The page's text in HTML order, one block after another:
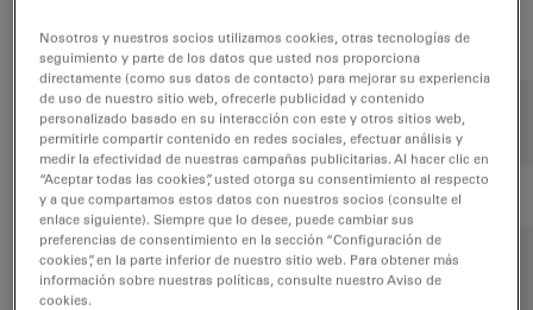
objetivo
Mag. NA
(mm)
POL
HCX PL
FLUOTAR**
1.25x 0.04 3.7 +
PLAN** 4x 0.1 26.2 +
UVI
5
posiciones
0.12 11.7 +
Nosotros y nuestros socios utilizamos cookies, otras tecnologías de
seguimiento y parte de los datos que usted nos proporciona
directamente (como sus datos de contacto) para mejorar su experiencia
de uso de nuestro sitio web, ofrecerle publicidad y contenido
personalizado basado en su interacción con este y otros sitios web,
permitirle compartir contenido en redes sociales, efectuar análisis y
medir la efectividad de nuestras campañas publicitarias. Al hacer clic en
“Aceptar todas las cookies”, usted otorga su consentimiento al respecto
y a que compartamos estos datos con nuestros socios (consulte el
enlace siguiente). Siempre que lo desee, puede cambiar sus
preferencias de consentimiento en la sección “Configuración de
cookies”, en la parte inferior de nuestro sitio web. Para obtener más
información sobre nuestras políticas, consulte nuestro Aviso de
cookies.